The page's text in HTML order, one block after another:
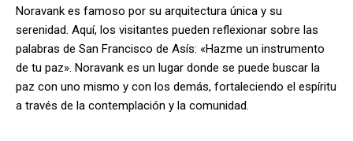
Noravank es famoso por su arquitectura única y su
serenidad. Aquí, los visitantes pueden reflexionar sobre las
palabras de San Francisco de Asís: «Hazme un instrumento
de tu paz». Noravank es un lugar donde se puede buscar la
paz con uno mismo y con los demás, fortaleciendo el espíritu
a través de la contemplación y la comunidad.